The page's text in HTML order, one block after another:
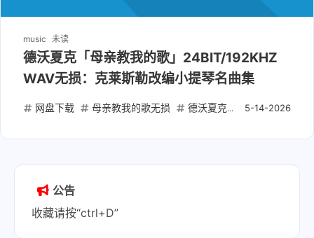
music 未读
德沃夏克「母亲教我的歌」24BIT/192KHZ
WAV无损：克莱斯勒改编小提琴名曲集
5-14-2026
网盘下载 母亲教我的歌无损 德沃夏克艺术歌曲WAV
公告
收藏请按“ctrl+D”